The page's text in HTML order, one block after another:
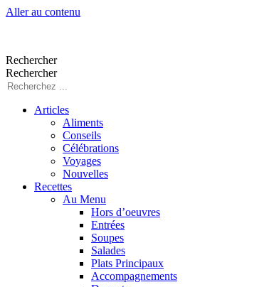
Aller au contenu
Rechercher
Rechercher
Articles
Aliments
Conseils
Célébrations
Voyages
Nouvelles
Recettes
Au Menu
Hors d’oeuvres
Entrées
Soupes
Salades
Plats Principaux
Accompagnements